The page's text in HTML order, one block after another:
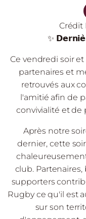
Crédit
✨
Ce vendredi soir
partenaires et
retrouvés aux
l'amitié afin de
convivialité et de
Après notre
dernier, cette
club.
supporters
Rugby ce qu'il est
sur son